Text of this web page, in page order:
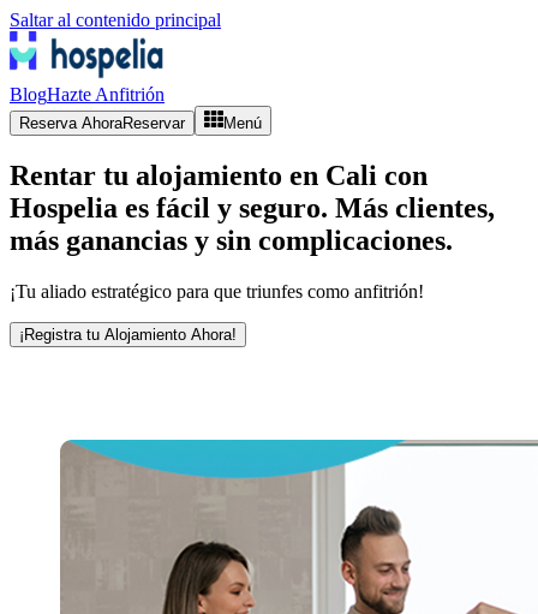
Saltar al contenido principal
BlogHazte Anfitrión
Reserva AhoraReservar Menú
Rentar tu alojamiento en Cali con
Hospelia es fácil y seguro. Más clientes,
más ganancias y sin complicaciones.
¡Tu aliado estratégico para que triunfes como anfitrión!
¡Registra tu Alojamiento Ahora!